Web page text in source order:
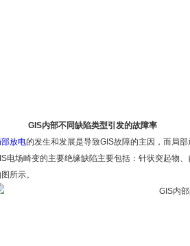
内部不同缺陷类型引发的故障率
放电的发生和发展是导致GIS故障的主因，而局
电场畸变的主要绝缘缺陷主要包括：针状突起物
所示。